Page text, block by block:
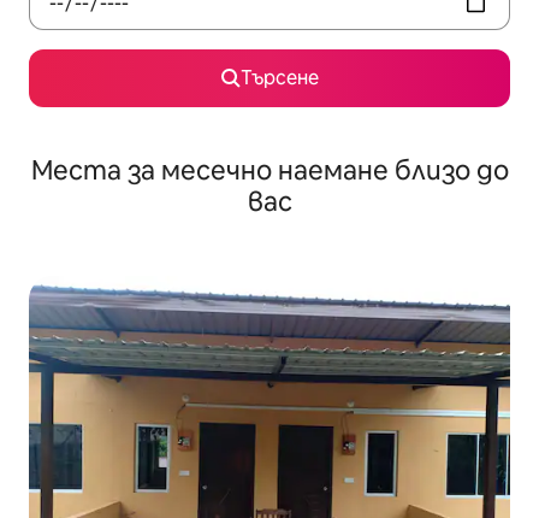
Търсене
Места за месечно наемане близо до
вас